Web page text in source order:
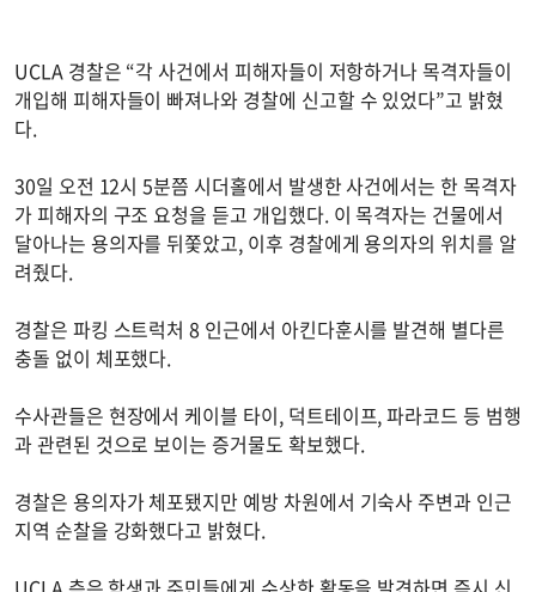
UCLA 경찰은 “각 사건에서 피해자들이 저항하거나 목격자들이
개입해 피해자들이 빠져나와 경찰에 신고할 수 있었다”고 밝혔
다.
30일 오전 12시 5분쯤 시더홀에서 발생한 사건에서는 한 목격자
가 피해자의 구조 요청을 듣고 개입했다. 이 목격자는 건물에서
달아나는 용의자를 뒤쫓았고, 이후 경찰에게 용의자의 위치를 알
려줬다.
경찰은 파킹 스트럭처 8 인근에서 아킨다훈시를 발견해 별다른
충돌 없이 체포했다.
수사관들은 현장에서 케이블 타이, 덕트테이프, 파라코드 등 범행
과 관련된 것으로 보이는 증거물도 확보했다.
경찰은 용의자가 체포됐지만 예방 차원에서 기숙사 주변과 인근
지역 순찰을 강화했다고 밝혔다.